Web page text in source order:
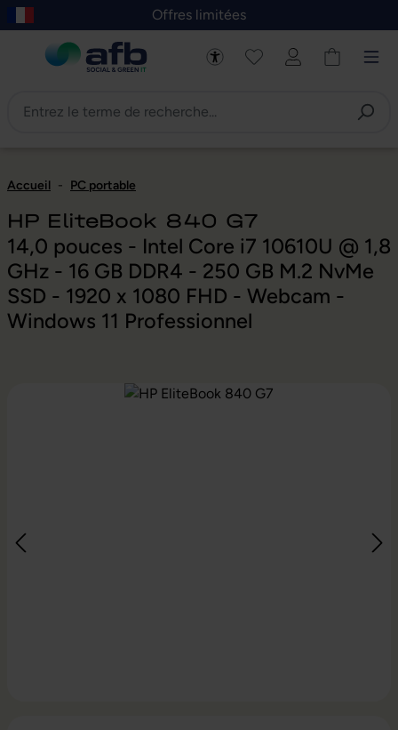
au contenu principal
Skip to B2B platform navigation
Offres limitées
Accueil - PC portable
HP EliteBook 840 G7
14,0 pouces - Intel Core i7 10610U @ 1,8
GHz - 16 GB DDR4 - 250 GB M.2 NvMe
SSD - 1920 x 1080 FHD - Webcam -
Windows 11 Professionnel
Ignorer la galerie d'images